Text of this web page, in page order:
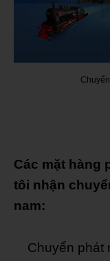
Các mặt hàng
tôi nhận
nam:
Chuyển phát